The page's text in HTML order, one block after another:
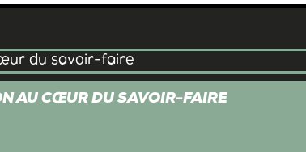
AU CŒUR DU SAVOIR-FAIRE